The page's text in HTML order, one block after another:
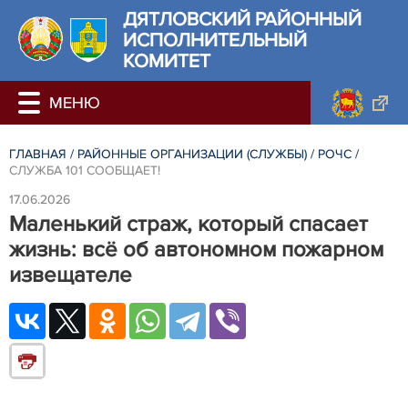
ДЯТЛОВСКИЙ РАЙОННЫЙ
ИСПОЛНИТЕЛЬНЫЙ
КОМИТЕТ
ГЛАВНАЯ / РАЙОННЫЕ ОРГАНИЗАЦИИ (СЛУЖБЫ) / РОЧС /
СЛУЖБА 101 СООБЩАЕТ!
17.06.2026
Маленький страж, который спасает
жизнь: всё об автономном пожарном
извещателе